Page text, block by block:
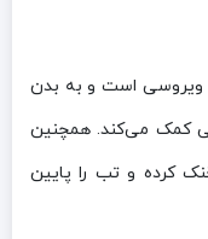
ویروسی است و به بدن
کمک می‌کند. همچنین
کرده و تب را پایین